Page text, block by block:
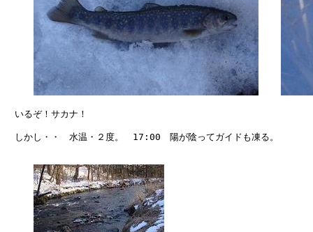
いるぞ！サカナ！
しかし・・　水温・２度。　17:00　陽が陰ってガイドも凍る。